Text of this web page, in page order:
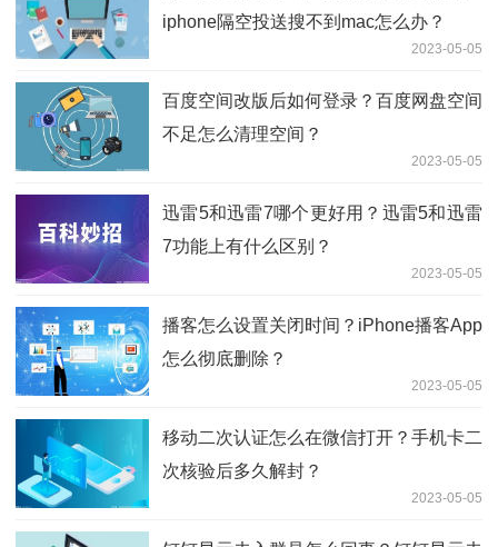
iphone隔空投送搜不到mac怎么办？
2023-05-05
百度空间改版后如何登录？百度网盘空间
不足怎么清理空间？
2023-05-05
迅雷5和迅雷7哪个更好用？迅雷5和迅雷
7功能上有什么区别？
2023-05-05
播客怎么设置关闭时间？iPhone播客App
怎么彻底删除？
2023-05-05
移动二次认证怎么在微信打开？手机卡二
次核验后多久解封？
2023-05-05